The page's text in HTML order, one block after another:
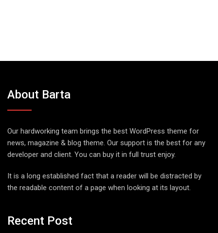
About Barta
Our hardworking team brings the best WordPress theme for
news, magazine & blog theme. Our support is the best for any
developer and client. You can buy it in full trust enjoy.
It is a long established fact that a reader will be distracted by
the readable content of a page when looking at its layout.
Recent Post